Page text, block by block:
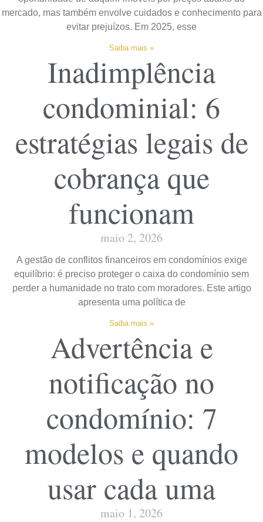
mercado, mas também envolve cuidados e conhecimento para
evitar prejuízos. Em 2025, esse
Saiba mais »
Inadimplência
condominial: 6
estratégias legais de
cobrança que
funcionam
maio 2, 2026
A gestão de conflitos financeiros em condomínios exige
equilíbrio: é preciso proteger o caixa do condomínio sem
perder a humanidade no trato com moradores. Este artigo
apresenta uma política de
Saiba mais »
Advertência e
notificação no
condomínio: 7
modelos e quando
usar cada uma
maio 1, 2026